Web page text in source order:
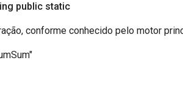
public static
conforme conhecido pelo motor